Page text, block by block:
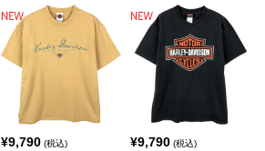
¥9,790(税込) ¥9,790 (税込)